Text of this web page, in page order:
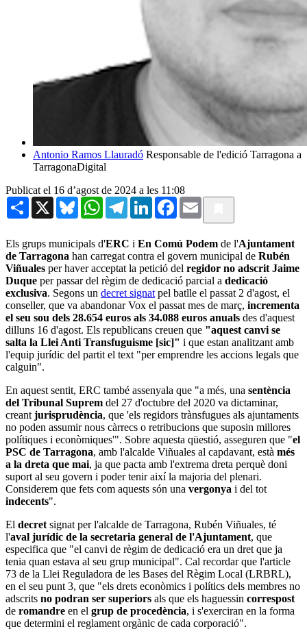
Antonio Ramos Llauradó Responsable de l'edició Tarragona a
TarragonaDigital
Publicat el 16 d’agost de 2024 a les 11:08
Share X BlueskyWhatsAppTelegramLinkedInFacebook
Email
Els grups municipals d'ERC i En Comú Podem de l'Ajuntament
de Tarragona han carregat contra el govern municipal de Rubén
Viñuales per haver acceptat la petició del regidor no adscrit Jaime
Duque per passar del règim de dedicació parcial a dedicació
exclusiva. Segons un decret signat pel batlle el passat 2 d'agost, el
conseller, que va abandonar Vox el passat mes de març, incrementa
el seu sou dels 28.654 euros als 34.088 euros anuals des d'aquest
dilluns 16 d'agost. Els republicans creuen que "aquest canvi se
salta la Llei Anti Transfuguisme [sic]" i que estan analitzant amb
l'equip jurídic del partit el text "per emprendre les accions legals que
calguin".
En aquest sentit, ERC també assenyala que "a més, una sentència
del Tribunal Suprem del 27 d'octubre del 2020 va dictaminar,
creant jurisprudència, que 'els regidors trànsfugues als ajuntaments
no poden assumir nous càrrecs o retribucions que suposin millores
polítiques i econòmiques'". Sobre aquesta qüestió, asseguren que "el
PSC de Tarragona, amb l'alcalde Viñuales al capdavant, està més
a la dreta que mai, ja que pacta amb l'extrema dreta perquè doni
suport al seu govern i poder tenir així la majoria del plenari.
Considerem que fets com aquests són una vergonya i del tot
indecents".
El decret signat per l'alcalde de Tarragona, Rubén Viñuales, té
l'aval jurídic de la secretaria general de l'Ajuntament, que
especifica que "el canvi de règim de dedicació era un dret que ja
tenia quan estava al seu grup municipal". Cal recordar que l'article
73 de la Llei Reguladora de les Bases del Règim Local (LRBRL),
en el seu punt 3, que "els drets econòmics i polítics dels membres no
adscrits no podran ser superiors als que els haguessin correspost
de romandre en el grup de procedència, i s'exerciran en la forma
que determini el reglament orgànic de cada corporació".